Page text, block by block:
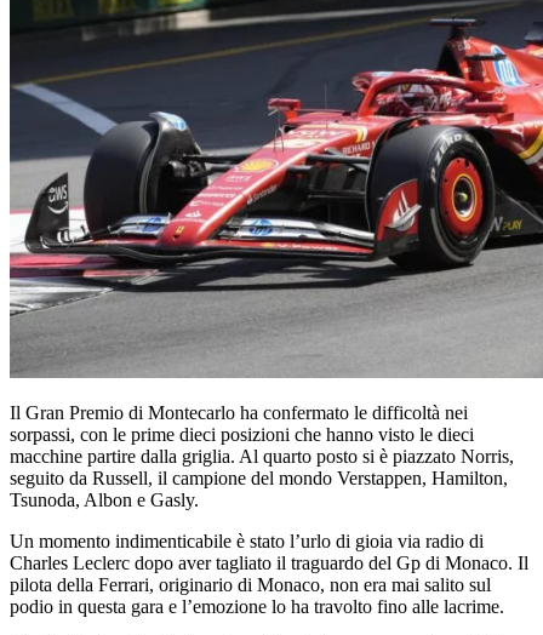
Il Gran Premio di Montecarlo ha confermato le difficoltà nei
sorpassi, con le prime dieci posizioni che hanno visto le dieci
macchine partire dalla griglia. Al quarto posto si è piazzato Norris,
seguito da Russell, il campione del mondo Verstappen, Hamilton,
Tsunoda, Albon e Gasly.
Un momento indimenticabile è stato l’urlo di gioia via radio di
Charles Leclerc dopo aver tagliato il traguardo del Gp di Monaco. Il
pilota della Ferrari, originario di Monaco, non era mai salito sul
podio in questa gara e l’emozione lo ha travolto fino alle lacrime.